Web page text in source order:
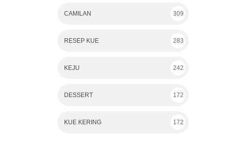
CAMILAN 309
RESEP KUE 283
KEJU 242
DESSERT 172
KUE KERING 172